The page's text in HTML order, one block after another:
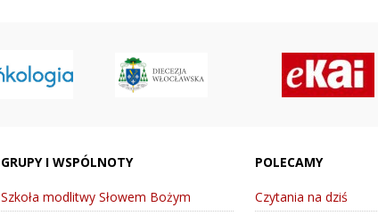
GRUPY I WSPÓLNOTY
Szkoła modlitwy Słowem Bożym
POLECAMY
Czytania na dziś